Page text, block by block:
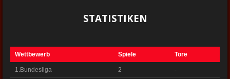
STATISTIKEN
Wettbewerb Spiele Tore
1.Bundesliga 2 -